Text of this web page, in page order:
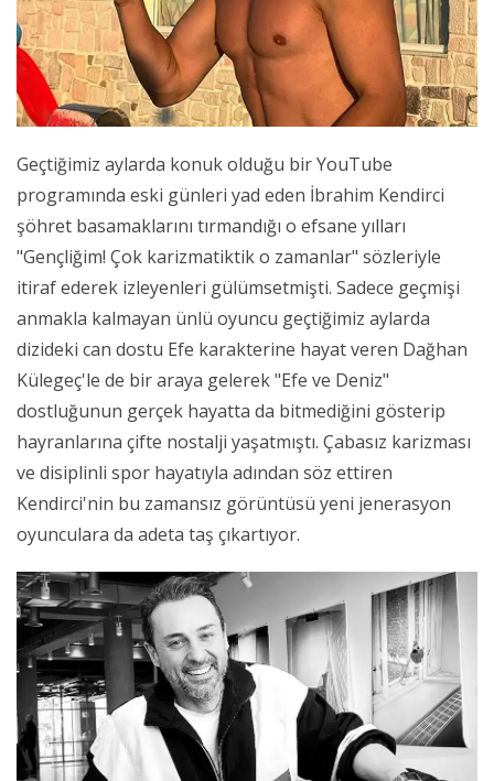
Geçtiğimiz aylarda konuk olduğu bir YouTube
programında eski günleri yad eden İbrahim Kendirci
şöhret basamaklarını tırmandığı o efsane yılları
"Gençliğim! Çok karizmatiktik o zamanlar" sözleriyle
itiraf ederek izleyenleri gülümsetmişti. Sadece geçmişi
anmakla kalmayan ünlü oyuncu geçtiğimiz aylarda
dizideki can dostu Efe karakterine hayat veren Dağhan
Külegeç'le de bir araya gelerek "Efe ve Deniz"
dostluğunun gerçek hayatta da bitmediğini gösterip
hayranlarına çifte nostalji yaşatmıştı. Çabasız karizması
ve disiplinli spor hayatıyla adından söz ettiren
Kendirci'nin bu zamansız görüntüsü yeni jenerasyon
oyunculara da adeta taş çıkartıyor.